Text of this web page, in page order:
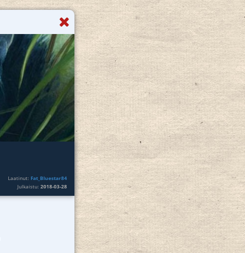
Laatinut: Fat_Bluestar84
Julkaistu:2018-03-28